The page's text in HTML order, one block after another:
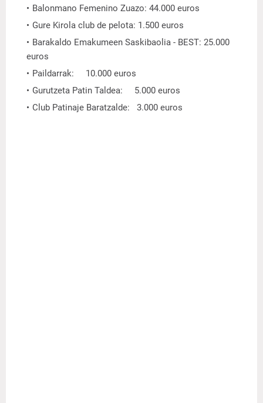
Balonmano Femenino Zuazo: 44.000 euros
Gure Kirola club de pelota: 1.500 euros
Barakaldo Emakumeen Saskibaolia - BEST: 25.000
euros
Paildarrak: 10.000 euros
Gurutzeta Patin Taldea: 5.000 euros
Club Patinaje Baratzalde: 3.000 euros